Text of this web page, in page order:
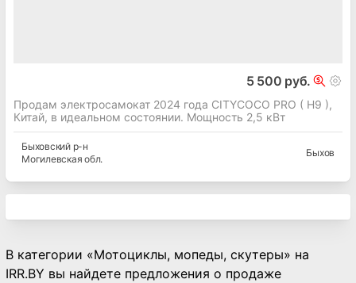
5 500 руб.
Продам электросамокат 2024 года CITYCOCO PRO ( H9 ),
Китай, в идеальном состоянии. Мощность 2,5 кВт
Быховскийр-н
Могилевская обл.
Быхов
В категории «Мотоциклы, мопеды, скутеры» на
IRR.BY вы найдете предложения о продаже